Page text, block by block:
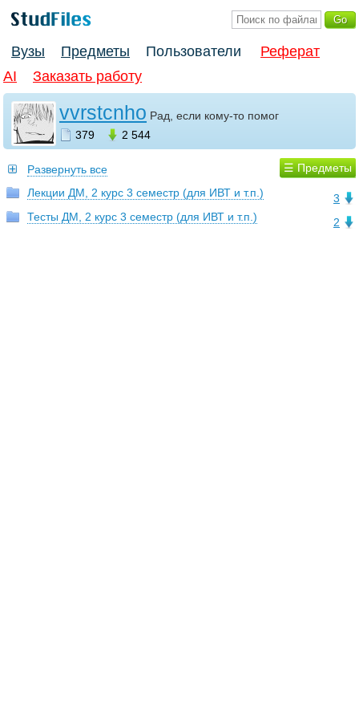
Вузы Предметы Пользователи
Реферат
AI
Заказать работу
vvrstcnho Рад, если кому-то помог
379
2 544
☰ Предметы
Развернуть все
3
Лекции ДМ, 2 курс 3 семестр (для ИВТ и т.п.)
2
Тесты ДМ, 2 курс 3 семестр (для ИВТ и т.п.)